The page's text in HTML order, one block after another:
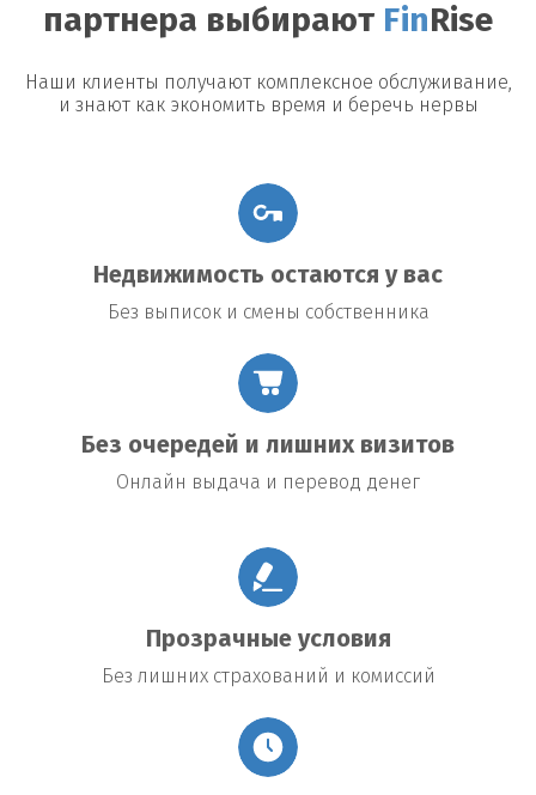
партнера выбирают Fin Rise
Наши клиенты получают комплексное обслуживание,
и знают как экономить время и беречь нервы
Недвижимость остаются у вас
Без выписок и смены собственника
Без очередей и лишних визитов
Онлайн выдача и перевод денег
Прозрачные условия
Без лишних страхований и комиссий